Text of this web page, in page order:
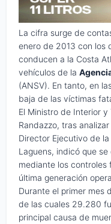
La cifra surge de
enero de 2013 con los
conducen a la Costa
vehículos de la
(ANSV). En tanto, en
baja de las víctimas
El Ministro de Interior
Randazzo, tras
Director Ejecutivo de la
Laguens, indicó que
mediante los controles
última generación
Durante el primer mes
de las cuales 29.280
principal causa de